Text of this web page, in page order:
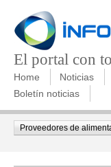
El portal con
Home Noticias
Boletín noticias
Proveedores de